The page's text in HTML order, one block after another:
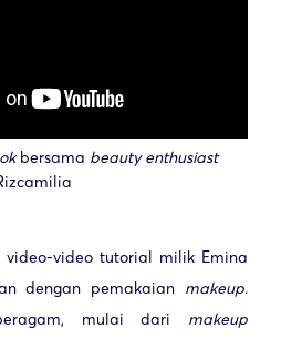
bersama beauty enthusiast
video-video tutorial milik Emina
dengan pemakaian makeup.
mulai dari makeup